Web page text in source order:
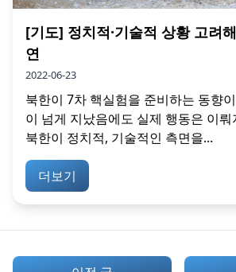
[기도] 정치적·기술적 상황 고려
연
2022-06-23
북한이 7차 핵실험을 준비하는 동향
이 넘게 지났음에도 실제 행동은 이
북한이 정치적, 기술적인 측면을...
더보기